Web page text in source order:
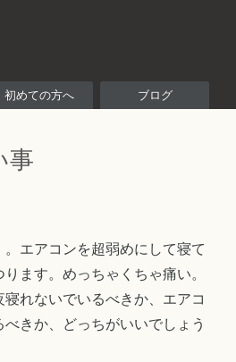
初めての方へ ブログ
事
エアコンを超弱めにして寝て
ます。めっちゃくちゃ痛い。
れないでいるべきか、エアコ
きか、どっちがいいでしょう